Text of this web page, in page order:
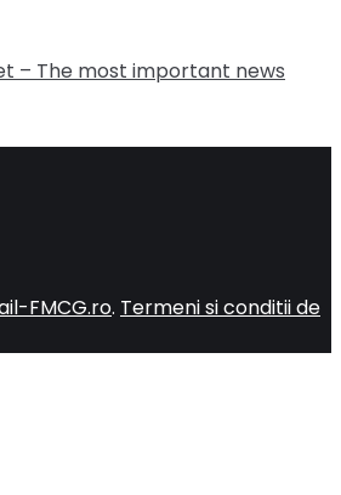
– The most important news
FMCG.ro. Termeni si conditii de